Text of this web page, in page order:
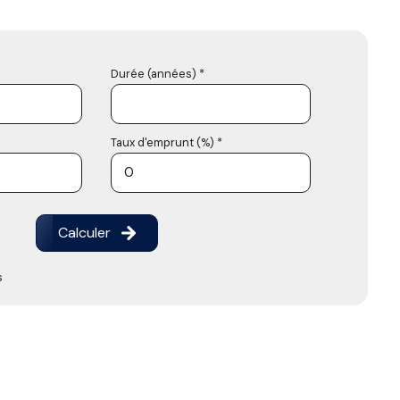
Durée (années) *
Taux d'emprunt (%) *
Calculer